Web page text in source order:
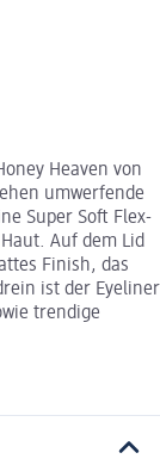
Heaven von
umwerfende
Super Soft Flex-
Auf dem Lid
Finish, das
ist der Eyeliner
trendige